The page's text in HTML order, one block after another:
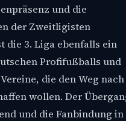
und die
der Zweitligisten
die 3. Liga ebenfalls ein
Profifußballs und
die den Weg nach
wollen. Der
und die Fanbindung in